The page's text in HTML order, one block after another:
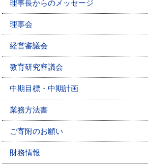
理事長からのメッセージ
理事会
経営審議会
教育研究審議会
中期目標・中期計画
業務方法書
ご寄附のお願い
財務情報